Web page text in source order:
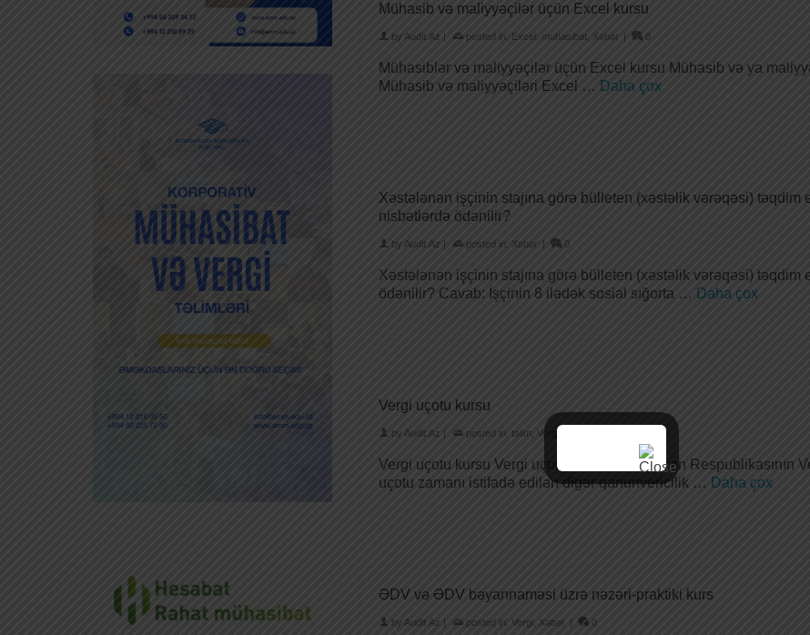
Mühasib və maliyyəçilər üçün Excel kursu
by Audit.Az | posted in: Excel, muhasibat, Xəbər | 0
Mühasiblər və maliyyəçilər üçün Excel kursu Mühasib və ya
Mühasib və maliyyəçiləri Excel … Daha çox
Xəstələnən işçinin stajına görə bülleten (xəstəlik vərəqəsi) təqdim
nisbətlərdə ödənilir?
by Audit.Az | posted in: Xəbər | 0
Xəstələnən işçinin stajına görə bülleten (xəstəlik vərəqəsi) təqdim
ödənilir? Cavab: İşçinin 8 ilədək sosial sığorta … Daha çox
Vergi uçotu kursu
by Audit.Az | posted in: təlim, Vergi
Vergi uçotu kursu Vergi uçotu kursu Azərbaycan Respublikasının
uçotu zamanı istifadə edilən digər qanunvericilik … Daha çox
ƏDV və ƏDV bəyannaməsi üzrə nəzəri-praktiki kurs
by Audit.Az | posted in: Vergi, Xəbər | 0